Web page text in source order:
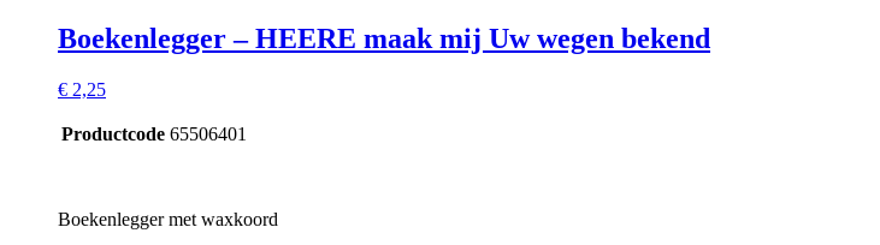
Boekenlegger – HEERE maak mij Uw wegen bekend
€ 2,25
Productcode 65506401
Boekenlegger met waxkoord